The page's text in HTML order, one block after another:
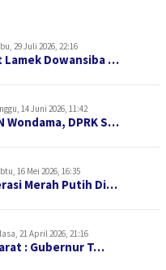
29 Juli 2026, 22:16
Lamek Dowansiba …
14 Juni 2026, 11:42
Wondama, DPRK S…
16 Mei 2026, 16:35
Merah Putih Di…
21 April 2026, 21:16
: Gubernur T…